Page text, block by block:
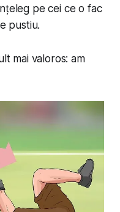
pe cei ce o fac
pustiu.
mai valoros: am